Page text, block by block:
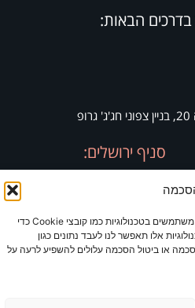
כדי לספק את חוויות המשתמש הטובות ביותר, אנו משתמשים בטכנולוגיות כמו קובצי Cookie כדי
אלו תאפשר לנו לעבד נתונים כגון
או ביטול הסכמה עלולים להשפיע לרעה על
בדרכים הבאות:
סניף ירושלים:
מלון כרמים